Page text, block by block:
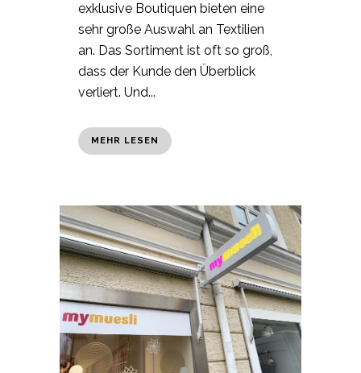
exklusive Boutiquen bieten eine
sehr große Auswahl an Textilien
an. Das Sortiment ist oft so groß,
dass der Kunde den Überblick
verliert. Und...
MEHR LESEN